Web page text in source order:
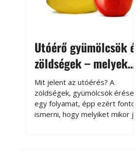
Utóérő gyümölcsök és
zöldségek – melyek
érnek tovább leszedés
után?
Mit jelent az utóérés? A
zöldségek, gyümölcsök érése
egy folyamat, épp ezért fontos
ismerni, hogy melyiket mikor jó